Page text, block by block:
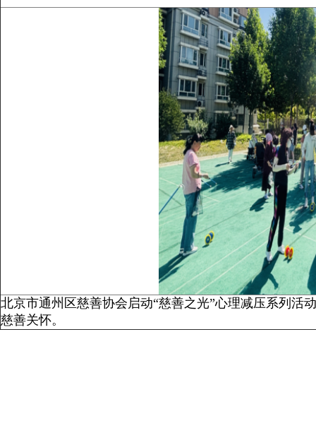
北京市通州区慈善协会启动“慈善之光”心理减压系列活
慈善关怀。